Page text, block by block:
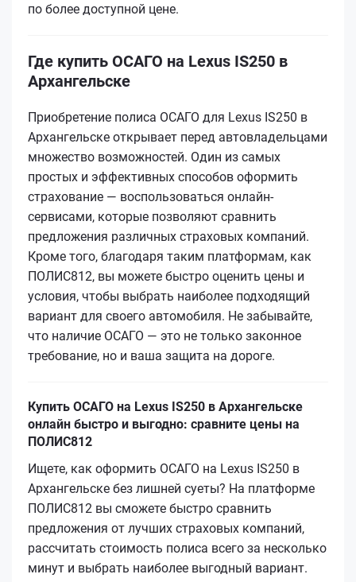
по более доступной цене.
Где купить ОСАГО на Lexus IS250 в
Архангельске
Приобретение полиса ОСАГО для Lexus IS250 в
Архангельске открывает перед автовладельцами
множество возможностей. Один из самых
простых и эффективных способов оформить
страхование — воспользоваться онлайн-
сервисами, которые позволяют сравнить
предложения различных страховых компаний.
Кроме того, благодаря таким платформам, как
ПОЛИС812, вы можете быстро оценить цены и
условия, чтобы выбрать наиболее подходящий
вариант для своего автомобиля. Не забывайте,
что наличие ОСАГО — это не только законное
требование, но и ваша защита на дороге.
Купить ОСАГО на Lexus IS250 в Архангельске
онлайн быстро и выгодно: сравните цены на
ПОЛИС812
Ищете, как оформить ОСАГО на Lexus IS250 в
Архангельске без лишней суеты? На платформе
ПОЛИС812 вы сможете быстро сравнить
предложения от лучших страховых компаний,
рассчитать стоимость полиса всего за несколько
минут и выбрать наиболее выгодный вариант.